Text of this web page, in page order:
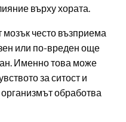
върху хората.
често възприема
или по-вреден още
Именно това може
за ситост и
обработва